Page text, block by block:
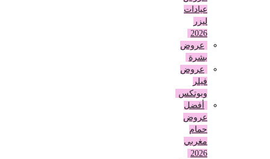
عيادات
عروض
بشرة
عروض
وبوتكس
أفضل
عروض
حمام
مغربي